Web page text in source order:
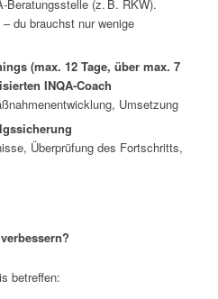
Beratungsstelle (z. B. RKW).
du brauchst nur wenige
(max. 12 Tage, über max. 7
INQA-Coach
Umsetzung
Überprüfung des Fortschritts,
betreffen: